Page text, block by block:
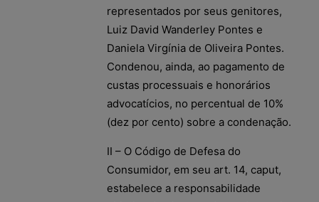
representados por seus genitores,
Luiz David Wanderley Pontes e
Daniela Virgínia de Oliveira Pontes.
Condenou, ainda, ao pagamento de
custas processuais e honorários
advocatícios, no percentual de 10%
(dez por cento) sobre a condenação.
II – O Código de Defesa do
Consumidor, em seu art. 14, caput,
estabelece a responsabilidade